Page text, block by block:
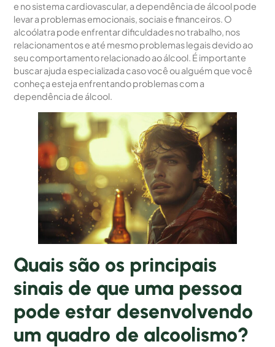
e no sistema cardiovascular, a dependência de álcool pode
levar a problemas emocionais, sociais e financeiros. O
alcoólatra pode enfrentar dificuldades no trabalho, nos
relacionamentos e até mesmo problemas legais devido ao
seu comportamento relacionado ao álcool. É importante
buscar ajuda especializada caso você ou alguém que você
conheça esteja enfrentando problemas com a
dependência de álcool.
Quais são os principais
sinais de que uma pessoa
pode estar desenvolvendo
um quadro de alcoolismo?